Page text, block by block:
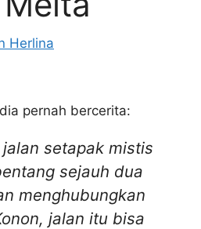
Herlina
pernah bercerita:
jalan setapak mistis
sejauh dua
menghubungkan
jalan itu bisa